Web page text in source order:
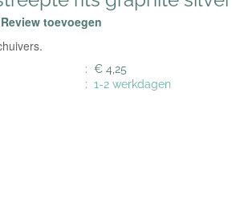
Review toevoegen
: € 4,25
: 1-2 werkdagen